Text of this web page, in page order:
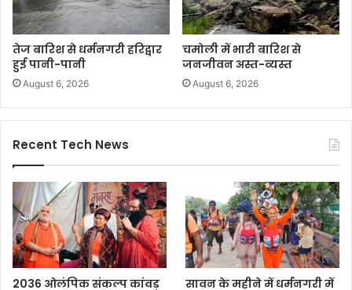
तेज बारिश से धर्मनगरी हरिद्वार
हुई पानी-पानी
August 6, 2026
चमोली में भारी बारिश से
जनजीवन अस्त-व्यस्त
August 6, 2026
Recent Tech News
2036 ओलंपिक संकल्प कांवड़
सावन के महीने में धर्मनगरी में